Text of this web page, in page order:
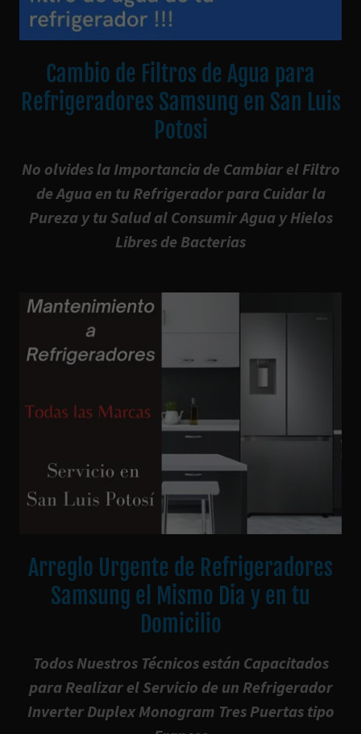
Cambio de Filtros de Agua para
Refrigeradores Samsung en San Luis
Potosi
No olvides la Importancia de Cambiar el Filtro
de Agua en tu Refrigerador para Cuidar la
Pureza y tu Salud al Consumir Agua y Hielos
Libres de Bacterias
Arreglo Urgente de Refrigeradores
Samsung el Mismo Dia y en tu
Domicilio
Todos Nuestros Técnicos están Capacitados
para Realizar el Servicio de un Refrigerador
Inverter Duplex Monogram Tres Puertas tipo